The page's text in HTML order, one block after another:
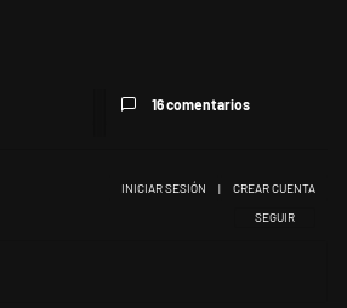
16 comentarios
SIGA ESTA
SEGUIR
INICIAR SESIÓN | CREAR CUENTA